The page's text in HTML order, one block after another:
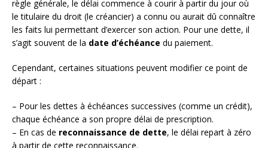
règle générale, le délai commence à courir à partir du jour où
le titulaire du droit (le créancier) a connu ou aurait dû connaître
les faits lui permettant d’exercer son action. Pour une dette, il
s’agit souvent de la date d’échéance du paiement.
Cependant, certaines situations peuvent modifier ce point de
départ :
– Pour les dettes à échéances successives (comme un crédit),
chaque échéance a son propre délai de prescription.
– En cas de reconnaissance de dette, le délai repart à zéro
à partir de cette reconnaissance.